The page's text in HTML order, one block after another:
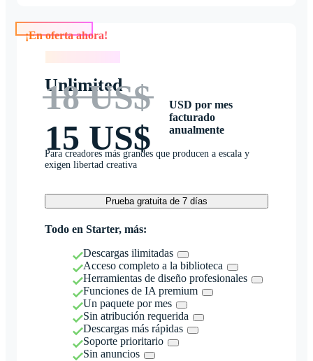
Unlimited
18 US$
15 US$
USD por mes
facturado
anualmente
Para creadores más grandes que producen a escala y
exigen libertad creativa
Prueba gratuita de 7 días
Todo en Starter, más:
Descargas ilimitadas
Acceso completo a la biblioteca
Herramientas de diseño profesionales
Funciones de IA premium
Un paquete por mes
Sin atribución requerida
Descargas más rápidas
Soporte prioritario
Sin anuncios